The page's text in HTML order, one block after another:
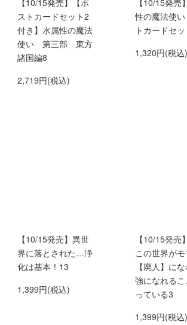
【10/15発売】【ポ
ストカードセット2
付き】水属性の魔法
使い 第三部 東方
諸国編8
2,719円(税込)
【10/15発売
性の魔法使
トカードセ
1,320円(税込)
【10/15発売】異世
界に落とされた…浄
化は基本！13
1,399円(税込)
【10/15発売
この世界が
【廃人】に
強になれる
っている3
1,399円(税込)